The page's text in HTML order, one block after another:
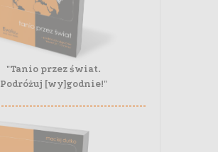
"Tanio przez świat.
Podróżuj [wy]godnie!"